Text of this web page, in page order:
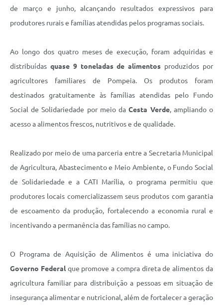
de março e junho, alcançando resultados expressivos para
produtores rurais e famílias atendidas pelos programas sociais.
Ao longo dos quatro meses de execução, foram adquiridas e
distribuídas quase 9 toneladas de alimentos produzidos por
agricultores familiares de Pompeia. Os produtos foram
destinados gratuitamente às famílias atendidas pelo Fundo
Social de Solidariedade por meio daCesta Verde, ampliando o
acesso a alimentos frescos, nutritivos e de qualidade.
Realizado por meio de uma parceria entre a Secretaria Municipal
de Agricultura, Abastecimento e Meio Ambiente, o Fundo Social
de Solidariedade e a CATI Marília, o programa permitiu que
produtores locais comercializassem seus produtos com garantia
de escoamento da produção, fortalecendo a economia rural e
incentivando a permanência das famílias no campo.
O Programa de Aquisição de Alimentos é uma iniciativa do
Governo Federalque promove a compra direta de alimentos da
agricultura familiar para distribuição a pessoas em situação de
insegurança alimentar e nutricional, além de fortalecer a geração